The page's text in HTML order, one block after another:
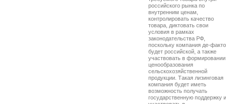
российского рынка по
внутренним ценам,
контролировать качество
товара, диктовать свои
условия в рамках
законодательства РФ,
поскольку компания де-факто
будет российской, а также
участвовать в формировании
ценообразования
сельскохозяйственной
продукции. Такая лизинговая
компания будет иметь
возможность получать
государственную поддержку и